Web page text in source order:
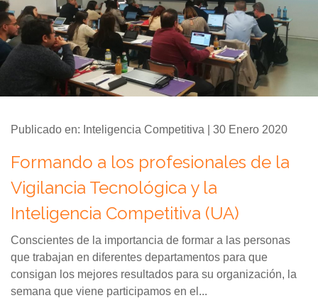
Publicado en: Inteligencia Competitiva | 30 Enero 2020
Formando a los profesionales de la
Vigilancia Tecnológica y la
Inteligencia Competitiva (UA)
Conscientes de la importancia de formar a las personas
que trabajan en diferentes departamentos para que
consigan los mejores resultados para su organización, la
semana que viene participamos en el...